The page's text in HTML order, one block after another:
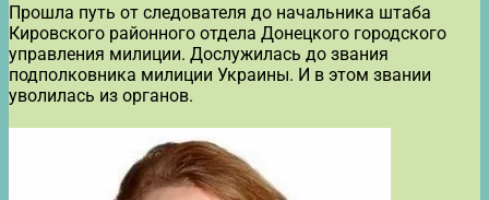
Прошла путь от следователя до начальника штаба
Кировского районного отдела Донецкого городского
управления милиции. Дослужилась до звания
подполковника милиции Украины. И в этом звании
уволилась из органов.